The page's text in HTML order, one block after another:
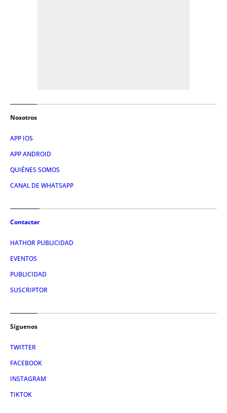
Nosotros
APP IOS
APP ANDROID
QUIÉNES SOMOS
CANAL DE WHATSAPP
Contactar
HATHOR PUBLICIDAD
EVENTOS
PUBLICIDAD
SUSCRIPTOR
Síguenos
TWITTER
FACEBOOK
INSTAGRAM
TIKTOK